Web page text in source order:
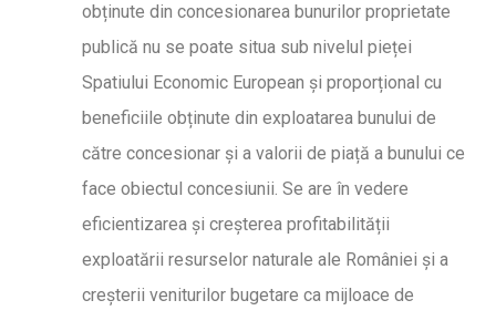
obținute din concesionarea bunurilor proprietate
publică nu se poate situa sub nivelul pieței
Spatiului Economic European și proporțional cu
beneficiile obținute din exploatarea bunului de
către concesionar și a valorii de piață a bunului ce
face obiectul concesiunii. Se are în vedere
eficientizarea și creșterea profitabilității
exploatării resurselor naturale ale României și a
creșterii veniturilor bugetare ca mijloace de